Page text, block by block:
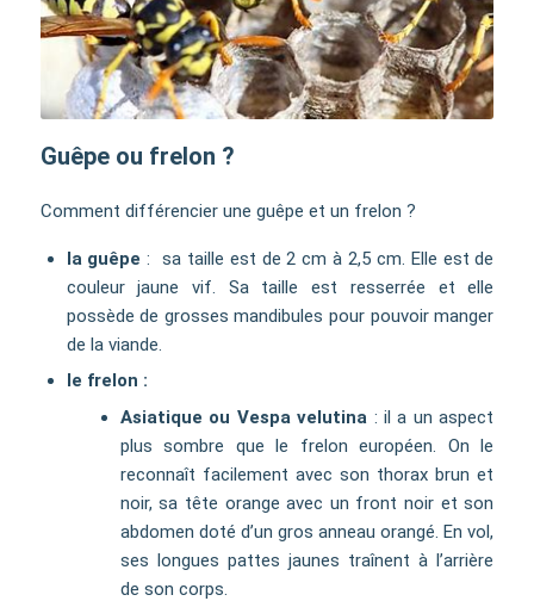
Guêpe ou frelon ?
Comment différencier une guêpe et un frelon ?
la guêpe : sa taille est de 2 cm à 2,5 cm. Elle est de
couleur jaune vif. Sa taille est resserrée et elle
possède de grosses mandibules pour pouvoir manger
de la viande.
le frelon :
Asiatique ou Vespa velutina : il a un aspect
plus sombre que le frelon européen. On le
reconnaît facilement avec son thorax brun et
noir, sa tête orange avec un front noir et son
abdomen doté d’un gros anneau orangé. En vol,
ses longues pattes jaunes traînent à l’arrière
de son corps.